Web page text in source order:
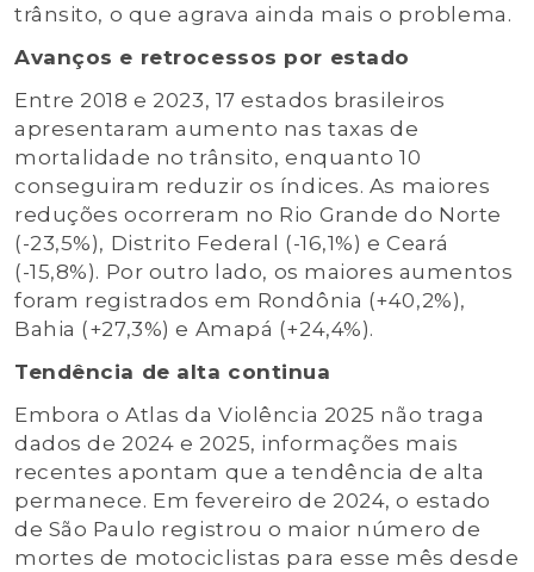
trânsito, o que agrava ainda mais o problema.
Avanços e retrocessos por estado
Entre 2018 e 2023, 17 estados brasileiros
apresentaram aumento nas taxas de
mortalidade no trânsito, enquanto 10
conseguiram reduzir os índices. As maiores
reduções ocorreram no Rio Grande do Norte
(-23,5%), Distrito Federal (-16,1%) e Ceará
(-15,8%). Por outro lado, os maiores aumentos
foram registrados em Rondônia (+40,2%),
Bahia (+27,3%) e Amapá (+24,4%).
Tendência de alta continua
Embora o Atlas da Violência 2025 não traga
dados de 2024 e 2025, informações mais
recentes apontam que a tendência de alta
permanece. Em fevereiro de 2024, o estado
de São Paulo registrou o maior número de
mortes de motociclistas para esse mês desde